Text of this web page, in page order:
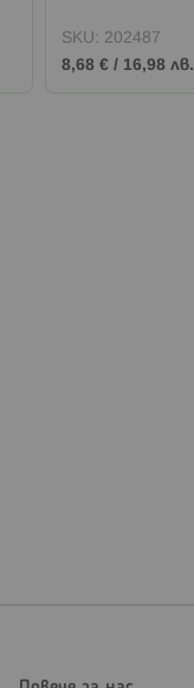
SKU: 202487
8,68 € / 16,98 лв.